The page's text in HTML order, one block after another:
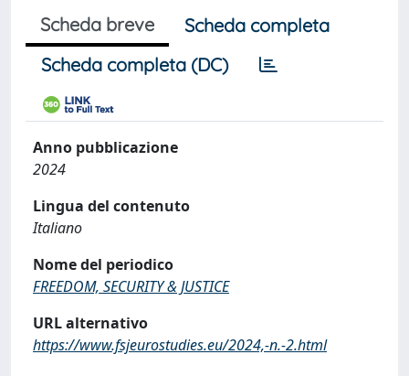
Scheda breve
Scheda completa
Scheda completa (DC)
Anno pubblicazione
2024
Lingua del contenuto
Italiano
Nome del periodico
FREEDOM, SECURITY & JUSTICE
URL alternativo
https://www.fsjeurostudies.eu/2024,-n.-2.html